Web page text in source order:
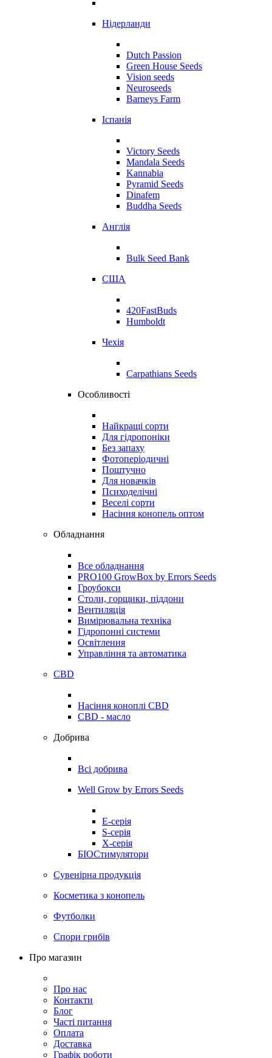
Нідерланди
Dutch Passion
Green House Seeds
Vision seeds
Neuroseeds
Barneys Farm
Іспанія
Victory Seeds
Mandala Seeds
Kannabia
Pyramid Seeds
Dinafem
Buddha Seeds
Англія
Bulk Seed Bank
США
420FastBuds
Humboldt
Чехія
Carpathians Seeds
Особливості
Найкращі сорти
Для гідропоніки
Без запаху
Фотоперіодичні
Поштучно
Для новачків
Психоделічні
Веселі сорти
Насіння конопель оптом
Обладнання
Все обладнання
PRO100 GrowBox by Errors Seeds
Гроубокси
Столи, горщики, піддони
Вентиляція
Вимірювальна техніка
Гідропонні системи
Освітлення
Управління та автоматика
CBD
Насіння коноплі CBD
CBD - масло
Добрива
Всі добрива
Well Grow by Errors Seeds
E-серія
S-серія
X-серія
БІОСтимулятори
Сувенірна продукція
Косметика з конопель
Футболки
Спори грибів
Про магазин
Про нас
Контакти
Блог
Часті питання
Оплата
Доставка
Графік роботи